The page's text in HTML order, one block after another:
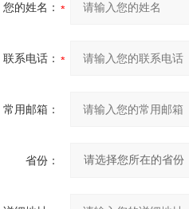
您的姓名：
联系电话：
常用邮箱：
省份：